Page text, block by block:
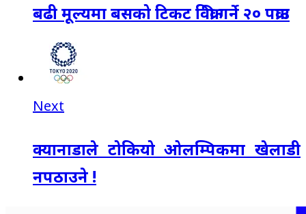
बढी मूल्यमा बसको टिकट विक्री गर्ने २० पक्राउ
Next
क्यानाडाले टोकियो ओलम्पिकमा खेलाडी
नपठाउने !